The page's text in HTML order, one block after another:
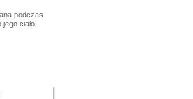
podczas
ciało.